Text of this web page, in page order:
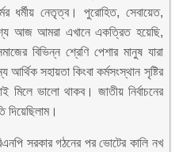
ধর্মীয় নেতৃত্ব। পুরোহিত, সেবায়েত,
আজ আমরা এখানে একত্রিত হয়েছি,
বিভিন্ন শ্রেণি পেশার মানুষ যারা
সহায়তা কিংবা কর্মসংস্থান সৃষ্টির
মিলে ভালো থাকব। জাতীয় নির্বাচনের
সরকার গঠনের পর ভোটের কালি নখ